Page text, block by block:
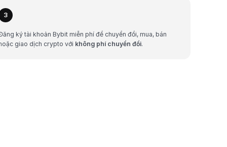
3
ký tài khoản Bybit miễn phí để chuyển đổi, mua, bán
giao dịch crypto với không phí chuyển đổi.